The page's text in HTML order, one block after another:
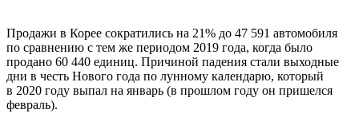
Продажи в Корее сократились на 21% до 47 591 автомобиля
по сравнению с тем же периодом 2019 года, когда было
продано 60 440 единиц. Причиной падения стали выходные
дни в честь Нового года по лунному календарю, который
в 2020 году выпал на январь (в прошлом году он пришелся
февраль).